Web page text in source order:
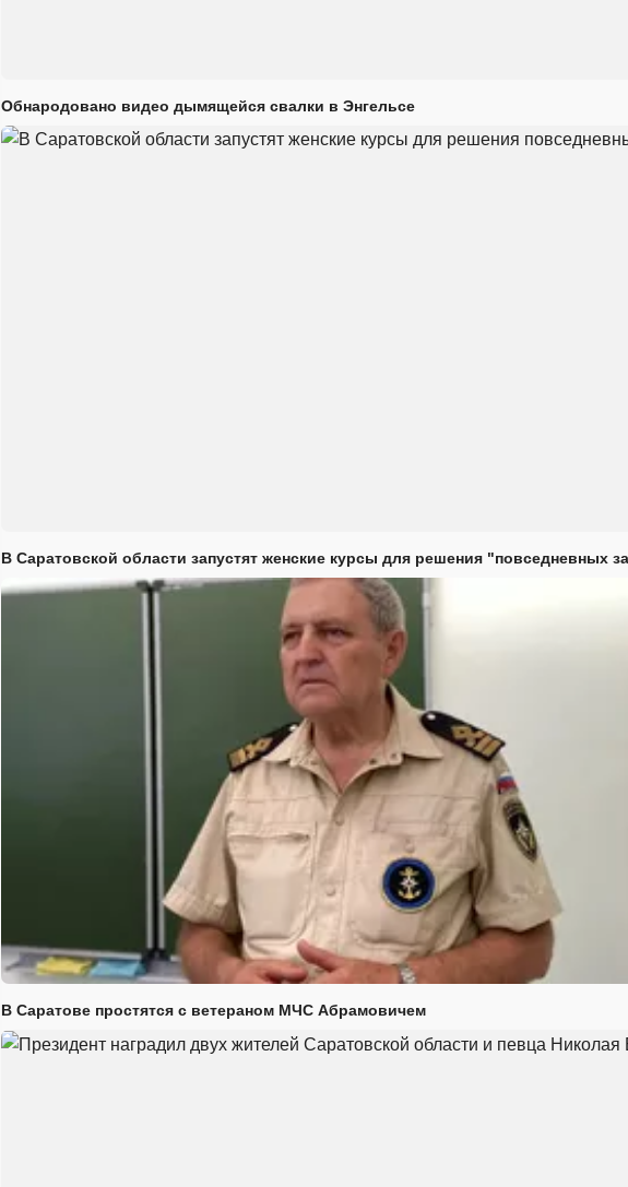
Обнародовано видео дымящейся свалки в Энгельсе
В Саратовской области запустят женские курсы для решения "повседневных
В Саратове простятся с ветераном МЧС Абрамовичем